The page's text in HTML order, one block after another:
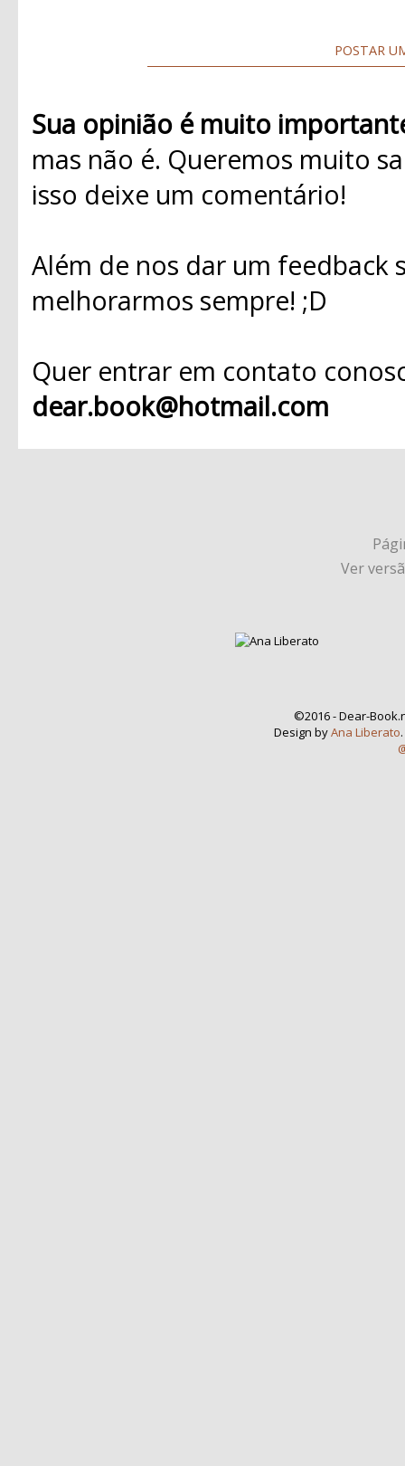
POSTAR
Sua opinião é muito
mas não é. Queremos muito
isso deixe um comentário!
Além de nos dar um
melhorarmos sempre! ;D
Quer entrar em contato
dear.book@hotmail.com
Ver
©2016 - Dear-
Design byAna Liberato